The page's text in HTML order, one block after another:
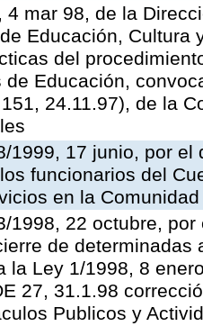
4 mar 98, de la
Educación, Cultura
del
de Educación,
24.11.97), de la
1999, 17 junio, por
funcionarios del
en la
1998, 22 octubre,
de
la Ley 1/1998, 8
27, 31.1.98
Publicos y